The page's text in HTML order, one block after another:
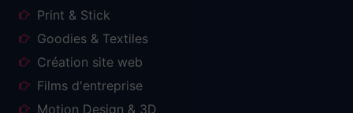
Print & Stick
Goodies & Textiles
Création site web
Films d'entreprise
Motion Design & 3D